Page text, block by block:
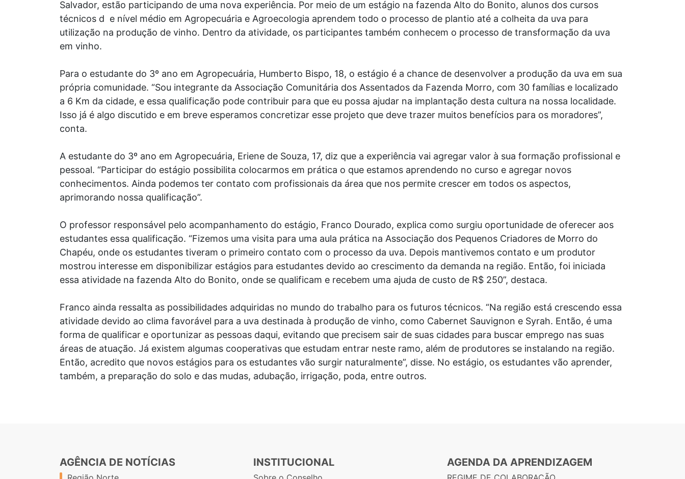
Salvador, estão participando de uma nova experiência. Por meio de um estágio na fazenda Alto do Bonito, alunos dos cursos
técnicos d e nível médio em Agropecuária e Agroecologia aprendem todo o processo de plantio até a colheita da uva para
utilização na produção de vinho. Dentro da atividade, os participantes também conhecem o processo de transformação da uva
em vinho.
Para o estudante do 3º ano em Agropecuária, Humberto Bispo, 18, o estágio é a chance de desenvolver a produção da uva em sua
própria comunidade. “Sou integrante da Associação Comunitária dos Assentados da Fazenda Morro, com 30 famílias e localizado
a 6 Km da cidade, e essa qualificação pode contribuir para que eu possa ajudar na implantação desta cultura na nossa localidade.
Isso já é algo discutido e em breve esperamos concretizar esse projeto que deve trazer muitos benefícios para os moradores”,
conta.
A estudante do 3º ano em Agropecuária, Eriene de Souza, 17, diz que a experiência vai agregar valor à sua formação profissional e
pessoal. “Participar do estágio possibilita colocarmos em prática o que estamos aprendendo no curso e agregar novos
conhecimentos. Ainda podemos ter contato com profissionais da área que nos permite crescer em todos os aspectos,
aprimorando nossa qualificação”.
O professor responsável pelo acompanhamento do estágio, Franco Dourado, explica como surgiu oportunidade de oferecer aos
estudantes essa qualificação. “Fizemos uma visita para uma aula prática na Associação dos Pequenos Criadores de Morro do
Chapéu, onde os estudantes tiveram o primeiro contato com o processo da uva. Depois mantivemos contato e um produtor
mostrou interesse em disponibilizar estágios para estudantes devido ao crescimento da demanda na região. Então, foi iniciada
essa atividade na fazenda Alto do Bonito, onde se qualificam e recebem uma ajuda de custo de R$ 250”, destaca.
Franco ainda ressalta as possibilidades adquiridas no mundo do trabalho para os futuros técnicos. “Na região está crescendo essa
atividade devido ao clima favorável para a uva destinada à produção de vinho, como Cabernet Sauvignon e Syrah. Então, é uma
forma de qualificar e oportunizar as pessoas daqui, evitando que precisem sair de suas cidades para buscar emprego nas suas
áreas de atuação. Já existem algumas cooperativas que estudam entrar neste ramo, além de produtores se instalando na região.
Então, acredito que novos estágios para os estudantes vão surgir naturalmente”, disse. No estágio, os estudantes vão aprender,
também, a preparação do solo e das mudas, adubação, irrigação, poda, entre outros.
AGÊNCIA DE NOTÍCIAS INSTITUCIONAL AGENDA DA APRENDIZAGEM